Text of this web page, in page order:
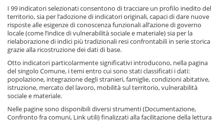
I 99 indicatori selezionati consentono di tracciare un profilo inedito del
territorio, sia per l’adozione di indicatori originali, capaci di dare nuove
risposte alle esigenze di conoscenza funzionali all’azione di governo
locale (come l’indice di vulnerabilità sociale e materiale) sia per la
rielaborazione di indici più tradizionali resi confrontabili in serie storica
grazie alla ricostruzione dei dati di base.
Otto indicatori particolarmente significativi introducono, nella pagina
del singolo Comune, i temi entro cui sono stati classificati i dati:
popolazione, integrazione degli stranieri, famiglie, condizioni abitative,
istruzione, mercato del lavoro, mobilità sul territorio, vulnerabilità
sociale e materiale.
Nelle pagine sono disponibili diversi strumenti (Documentazione,
Confronto fra comuni, Link utili) finalizzati alla facilitazione della lettura